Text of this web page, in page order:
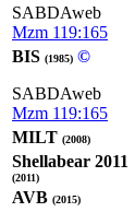
SABDAweb
Mzm 119:165
BIS (1985) ©
SABDAweb
Mzm 119:165
MILT (2008)
Shellabear 2011
(2011)
AVB (2015)